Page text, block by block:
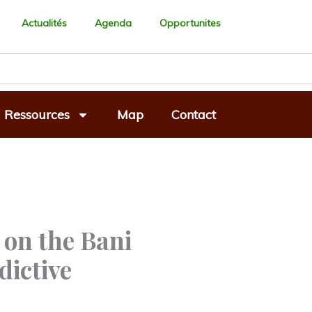
Actualités Agenda Opportunites
Ressources Map Contact
the Bani